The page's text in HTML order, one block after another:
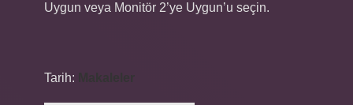
Uygun veya Monitör 2’ye Uygun’u seçin.
Tarih: